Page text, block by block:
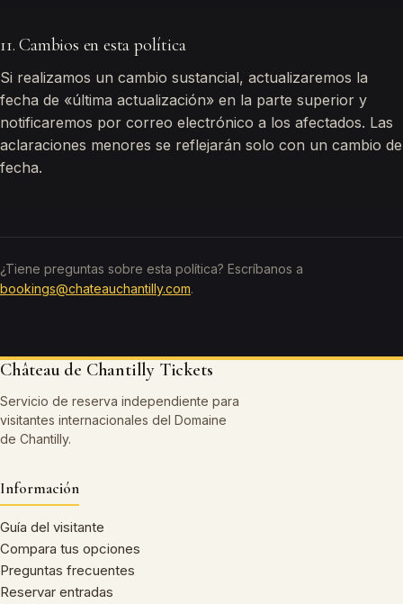
11. Cambios en esta política
Si realizamos un cambio sustancial, actualizaremos la
fecha de «última actualización» en la parte superior y
notificaremos por correo electrónico a los afectados. Las
aclaraciones menores se reflejarán solo con un cambio de
fecha.
¿Tiene preguntas sobre esta política? Escríbanos a
bookings@chateauchantilly.com.
Château de Chantilly Tickets
Servicio de reserva independiente para
visitantes internacionales del Domaine
de Chantilly.
Información
Guía del visitante
Compara tus opciones
Preguntas frecuentes
Reservar entradas